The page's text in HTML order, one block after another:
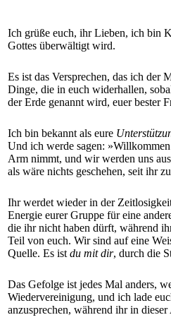
Ich grüße euch, ihr Lieben, ich bin
Gottes überwältigt wird.
Es ist das Versprechen, das ich der
Dinge, die in euch widerhallen,
der Erde genannt wird, euer bester
Ich bin bekannt als eure
Und ich werde sagen:
Arm nimmt, und wir werden uns
als wäre nichts geschehen, seit ihr
Ihr werdet wieder in der
Energie eurer Gruppe für eine
die ihr nicht haben dürft, während
Teil von euch. Wir sind auf eine
Quelle. Es ist du mit dir, durch die
Das Gefolge ist jedes Mal anders,
Wiedervereinigung, und ich lade
anzusprechen, während ihr in